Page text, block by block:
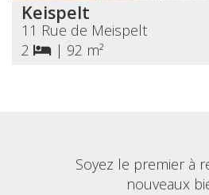
Keispelt
11 Rue de Meispelt
2
| 92 m²
Soyez le premier à
nouveaux